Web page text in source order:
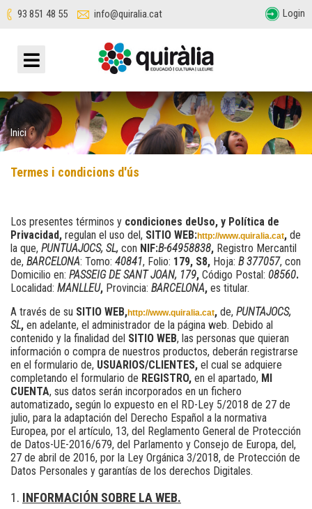
93 851 48 55 info@quiralia.cat Login
Inici
Termes i condicions d'ús
Los presentes términos y condiciones deUso, y Política de
Privacidad, regulan el uso del, SITIO WEB:http://www.quiralia.cat, de
la que, PUNTUAJOCS, SL, con NIF:B-64958838, Registro Mercantil
de, BARCELONA: Tomo: 40841, Folio: 179, S8, Hoja: B 377057, con
Domicilio en: PASSEIG DE SANT JOAN, 179, Código Postal: 08560.
Localidad: MANLLEU, Provincia: BARCELONA, es titular.
A través de su SITIO WEB,http://www.quiralia.cat, de, PUNTAJOCS,
SL, en adelante, el administrador de la página web. Debido al
contenido y la finalidad del SITIO WEB, las personas que quieran
información o compra de nuestros productos, deberán registrarse
en el formulario de, USUARIOS/CLIENTES, el cual se adquiere
completando el formulario de REGISTRO, en el apartado, MI
CUENTA, sus datos serán incorporados en un fichero
automatizado, según lo expuesto en el RD-Ley 5/2018 de 27 de
julio, para la adaptación del Derecho Español a la normativa
Europea, por el artículo, 13, del Reglamento General de Protección
de Datos-UE-2016/679, del Parlamento y Consejo de Europa, del,
27 de abril de 2016, por la Ley Orgánica 3/2018, de Protección de
Datos Personales y garantías de los derechos Digitales.
INFORMACIÓN SOBRE LA WEB.